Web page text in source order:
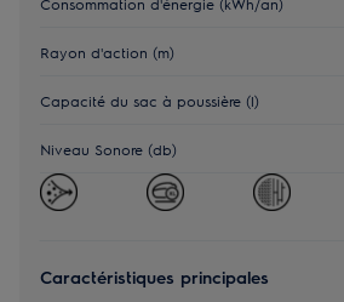
Rayon d'action (m)
Capacité du sac à poussière (l)
Niveau Sonore (db)
Caractéristiques principales